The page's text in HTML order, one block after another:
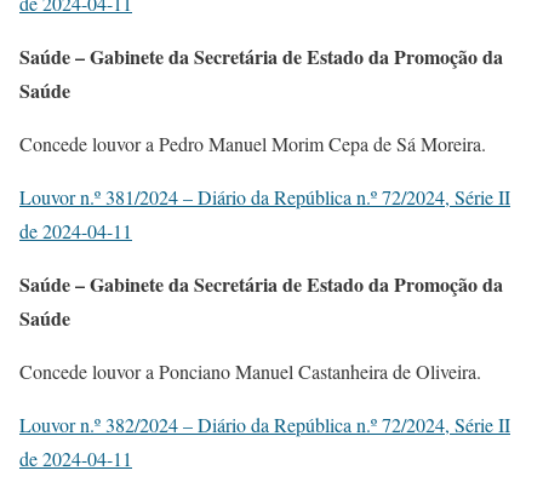
Saúde – Gabinete da Secretária de Estado da Promoção da
Saúde
Concede louvor a Pedro Manuel Morim Cepa de Sá Moreira.
Louvor n.º 381/2024 – Diário da República n.º 72/2024, Série II
de 2024-04-11
Saúde – Gabinete da Secretária de Estado da Promoção da
Saúde
Concede louvor a Ponciano Manuel Castanheira de Oliveira.
Louvor n.º 382/2024 – Diário da República n.º 72/2024, Série II
de 2024-04-11